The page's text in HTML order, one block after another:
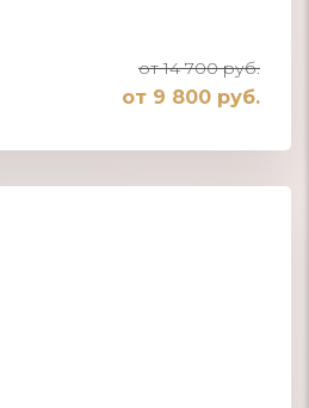
от 14 700 руб.
от 9 800 руб.